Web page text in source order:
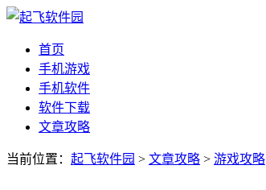
首页
手机游戏
手机软件
软件下载
文章攻略
当前位置： 起飞软件园 > 文章攻略 > 游戏攻略